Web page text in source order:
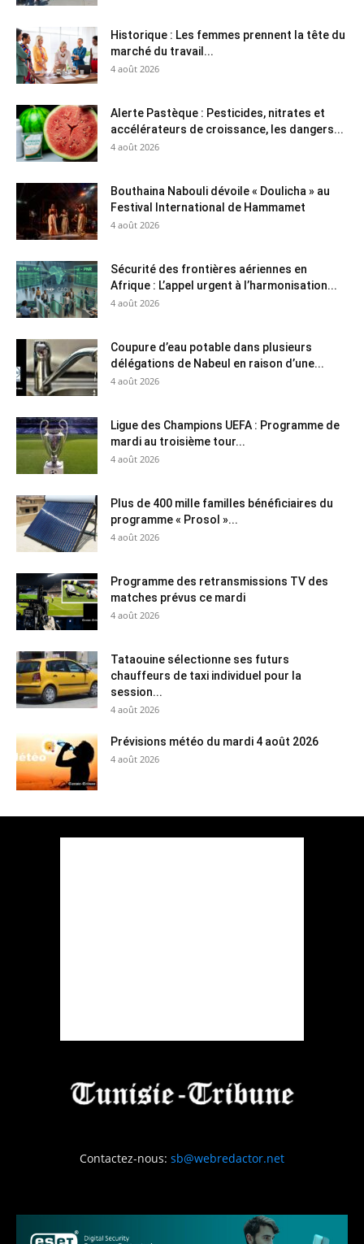
Historique : Les femmes prennent la tête du
marché du travail...
4 août 2026
Alerte Pastèque : Pesticides, nitrates et
accélérateurs de croissance, les dangers...
4 août 2026
Bouthaina Nabouli dévoile « Doulicha » au
Festival International de Hammamet
4 août 2026
Sécurité des frontières aériennes en
Afrique : L’appel urgent à l’harmonisation...
4 août 2026
Coupure d’eau potable dans plusieurs
délégations de Nabeul en raison d’une...
4 août 2026
Ligue des Champions UEFA : Programme de
mardi au troisième tour...
4 août 2026
Plus de 400 mille familles bénéficiaires du
programme « Prosol »...
4 août 2026
Programme des retransmissions TV des
matches prévus ce mardi
4 août 2026
Tataouine sélectionne ses futurs
chauffeurs de taxi individuel pour la
session...
4 août 2026
Prévisions météo du mardi 4 août 2026
4 août 2026
Contactez-nous: sb@webredactor.net